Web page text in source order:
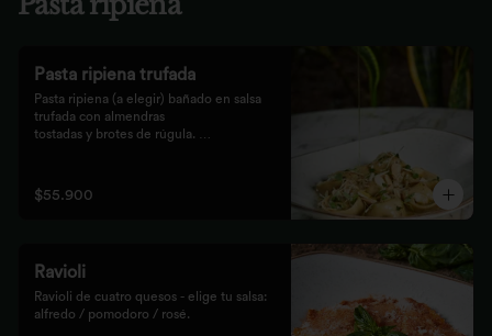
Pasta ripiena trufada
Pasta ripiena (a elegir) bañado en salsa
trufada con almendras
tostadas y brotes de rúgula.
$55.900
Ravioli
Ravioli de cuatro quesos - elige tu salsa:
alfredo / pomodoro / rosé.